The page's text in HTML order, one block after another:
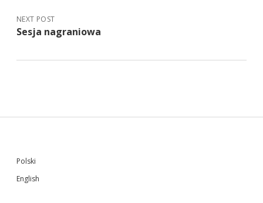
NEXT POST
Sesja nagraniowa
Sidebar
Polski
English